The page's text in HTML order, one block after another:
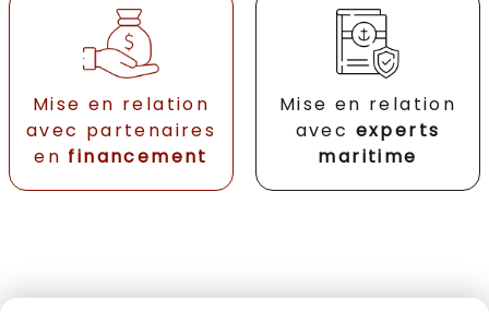
Mise en relation
avec partenaires
en financement
Mise en relation
avec experts
maritime